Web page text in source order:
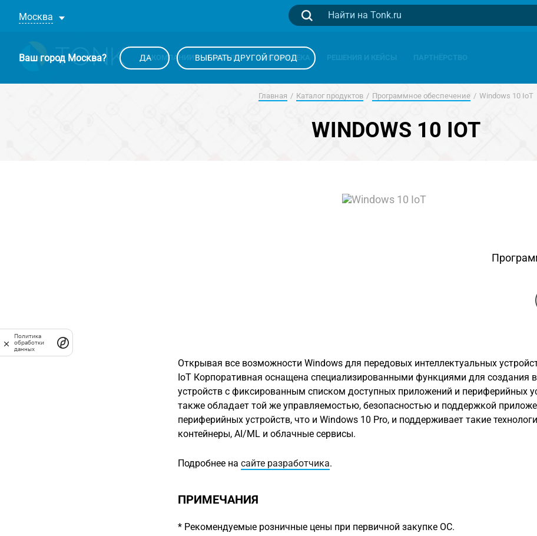
Москва
О КОМПАНИИ КАТАЛОГ БИБЛИОТЕКА РЕШЕНИЯ И КЕЙСЫ ПАРТНЁРСТВО
Ваш город Москва? ДА ВЫБРАТЬ ДРУГОЙ ГОРОД
Главная Каталог продуктов Программное обеспечение Windows 10 IoT
WINDOWS 10 IOT
Открывая все возможности Windows для передовых интеллектуальных
IoT Корпоративная оснащена специализированными функциями для создания
устройств с фиксированным списком доступных приложений и периферийных
также обладает той же управляемостью, безопасностью и поддержкой
периферийных устройств, что и Windows 10 Pro, и поддерживает такие
контейнеры, AI/ML и облачные сервисы.
Подробнее на сайте разработчика.
ПРИМЕЧАНИЯ
* Рекомендуемые розничные цены при первичной закупке ОС.
Политика
обработки
данных